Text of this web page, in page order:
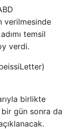
verilmesinde
temsil
verdi.
birlikte
gün sonra da